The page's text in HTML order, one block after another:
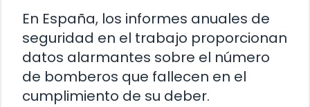
En España, los informes anuales de
seguridad en el trabajo proporcionan
datos alarmantes sobre el número
de bomberos que fallecen en el
cumplimiento de su deber.